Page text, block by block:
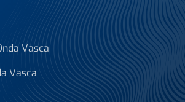
Vasca
Vasca